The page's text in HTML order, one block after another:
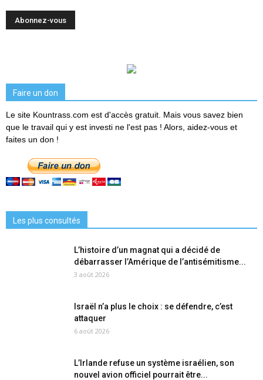
Faire un don
Le site Kountrass.com est d'accès gratuit. Mais vous savez bien
que le travail qui y est investi ne l'est pas ! Alors, aidez-vous et
faites un don !
Les plus consultés
L’histoire d’un magnat qui a décidé de
débarrasser l’Amérique de l’antisémitisme...
3 août 2026
Israël n’a plus le choix : se défendre, c’est
attaquer
6 août 2026
L’Irlande refuse un système israélien, son
nouvel avion officiel pourrait être...